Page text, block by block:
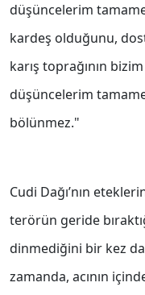
düşüncelerim
kardeş olduğunu,
karış toprağının
düşüncelerim
bölünmez."
Cudi Dağı’nın
terörün geride
dinmediğini bir kez
zamanda, acının